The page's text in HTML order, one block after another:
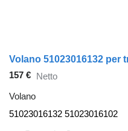
Volano 51023016132 per
157 € Netto
Volano
51023016132 51023016102